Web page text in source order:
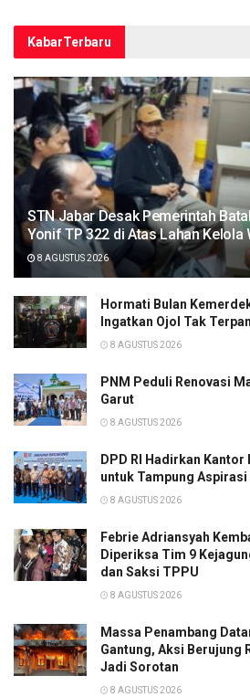
KabarTerbaru
STN Jabar Desak Pemerintah
Yonif TP 322 di Atas Lahan
8 AGUSTUS 2026
Hormati Bulan
Ingatkan Ojol Tak
8 AGUSTUS 2026
PNM Peduli Renovasi
Garut
8 AGUSTUS 2026
DPD RI Hadirkan
untuk Tampung Aspirasi
8 AGUSTUS 2026
Febrie Adriansyah
Diperiksa Tim 9
dan Saksi TPPU
8 AGUSTUS 2026
Massa Penambang
Gantung, Aksi Berujung
Jadi Sorotan
8 AGUSTUS 2026